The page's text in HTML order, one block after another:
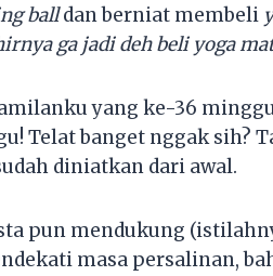
balldan berniat membeli
ga jadi deh beli yoga
yang ke-36
Telat banget nggak sih?
diniatkan dari awal.
pun mendukung
masa persalinan,